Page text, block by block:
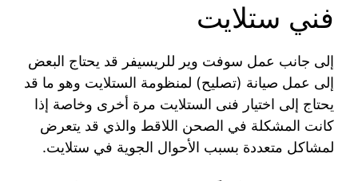
فني ستلايت
إلى جانب عمل سوفت وير للريسيفر قد يحتاج البعض
إلى عمل صيانة (تصليح) لمنظومة الستلايت وهو ما قد
يحتاج إلى اختيار فنى الستلايت مرة أخرى وخاصة إذا
كانت المشكلة في الصحن اللاقط والذي قد يتعرض
لمشاكل متعددة بسبب الأحوال الجوية في ستلايت.